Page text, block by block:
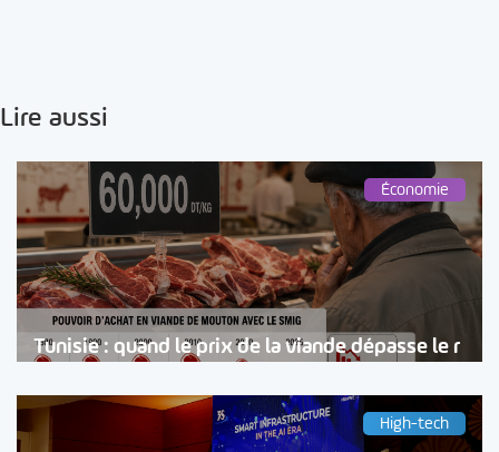
Lire aussi
Économie
Tunisie : quand le prix de la viande dépasse le r
High-tech